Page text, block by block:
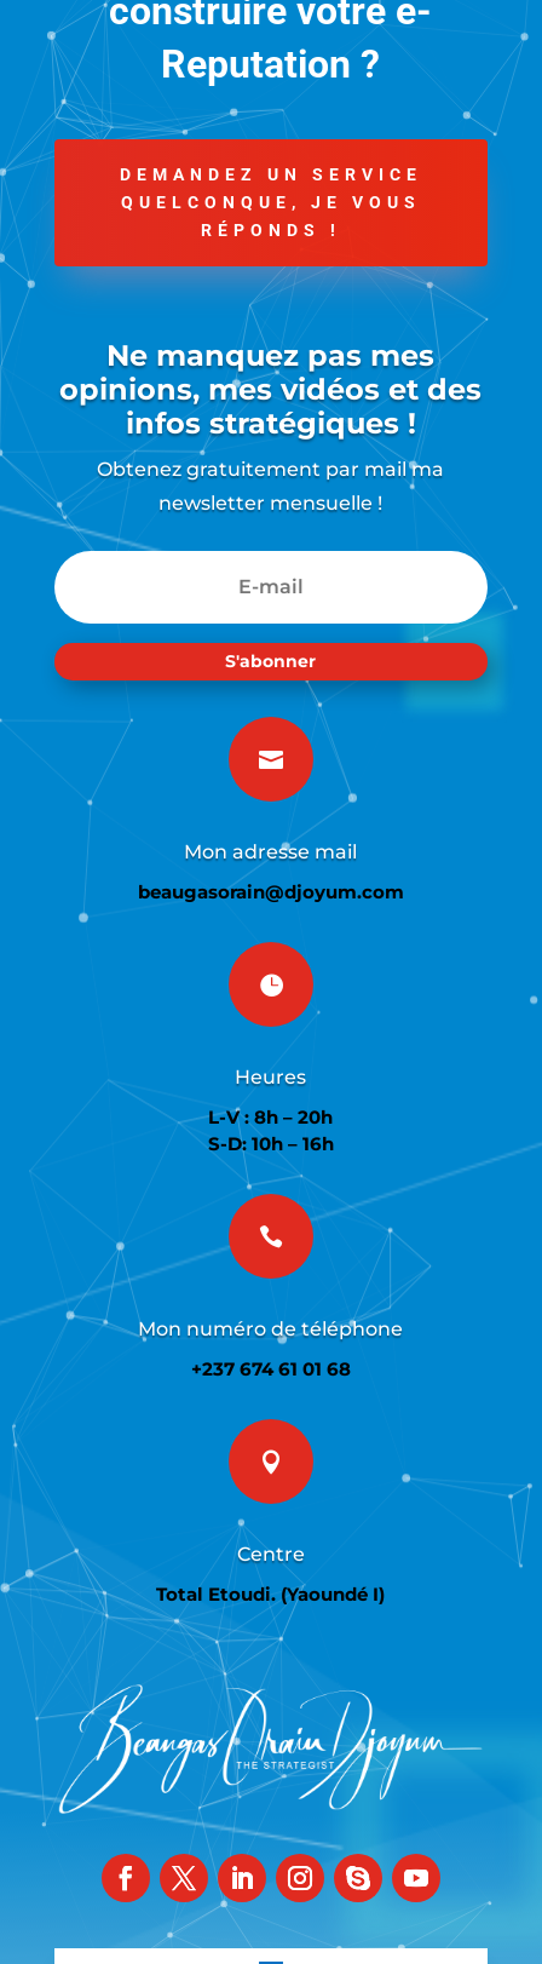
construire votre e-
Reputation ?
DEMANDEZ UN SERVICE
QUELCONQUE, JE VOUS
RÉPONDS !
Ne manquez pas mes
opinions, mes vidéos et des
infos stratégiques !
Obtenez gratuitement par mail ma
newsletter mensuelle !
S'abonner

Mon adresse mail
beaugasorain@djoyum.com

Heures
L-V : 8h – 20h
S-D: 10h – 16h

Mon numéro de téléphone
+237 674 61 01 68

Centre
Total Etoudi. (Yaoundé I)